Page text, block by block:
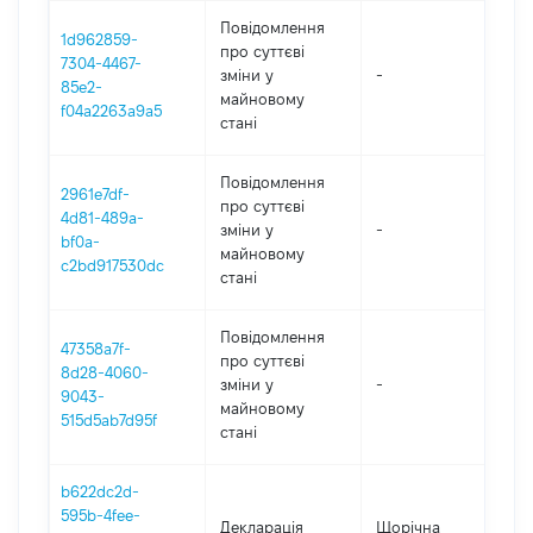
1d962859-
7304-4467-
85e2-
f04a2263a9a5
Повідомлення
про суттєві
зміни y
майновому
стані
-
2961e7df-
4d81-489a-
bf0a-
c2bd917530dc
Повідомлення
про суттєві
зміни y
майновому
стані
-
47358a7f-
8d28-4060-
9043-
515d5ab7d95f
Повідомлення
про суттєві
зміни y
майновому
стані
-
b622dc2d-
595b-4fee-
Декларація Щорічна